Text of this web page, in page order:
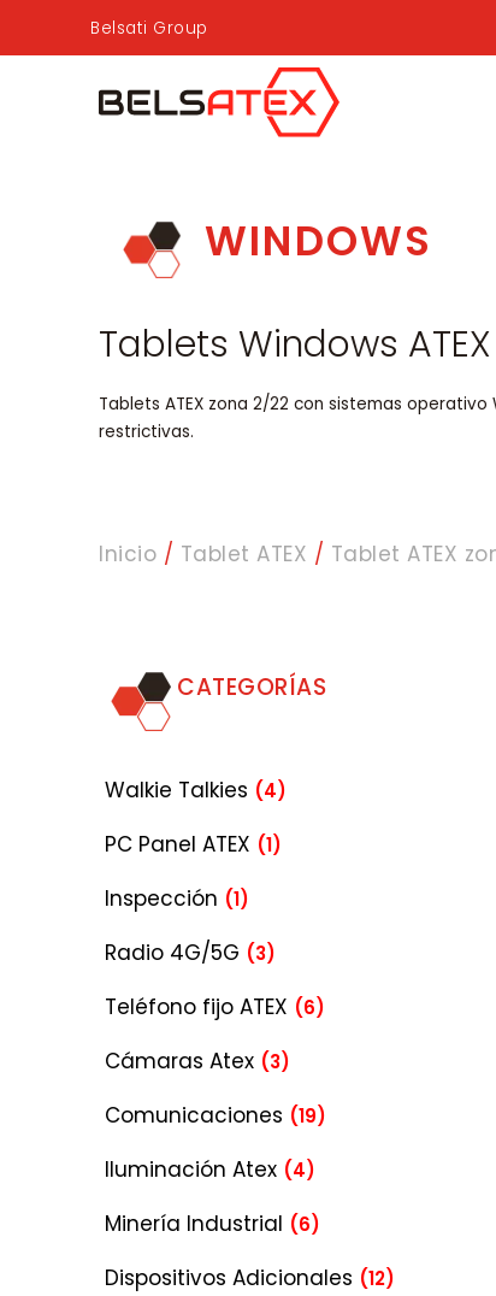
Belsati Group
WINDOWS
Tablets Windows
Tablets ATEX zona 2/22 con sistemas
restrictivas.
Inicio / Tablet ATEX / Tablet ATEX
CATEGORÍAS
Walkie Talkies (4)
PC Panel ATEX (1)
Inspección (1)
Radio 4G/5G (3)
Teléfono fijo ATEX (6)
Cámaras Atex (3)
Comunicaciones (19)
Iluminación Atex (4)
Minería Industrial (6)
Dispositivos Adicionales (12)